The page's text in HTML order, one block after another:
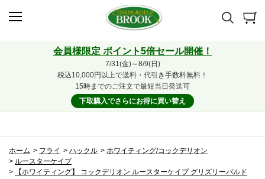
会員様限定 ポイント5倍セール開催！
7/31(金)～8/9(日)
税込10,000円以上で送料・代引き手数料無料！
15時までのご注文で最短当日発送可
下取購入でさらにお得に買い替え
ホーム > フライ > ハックル > ホワイティング/コックデリオン
> ルースターケイプ
>
【ホワイティング】 コックデリオン ルースターケイプ グリズリーパルド